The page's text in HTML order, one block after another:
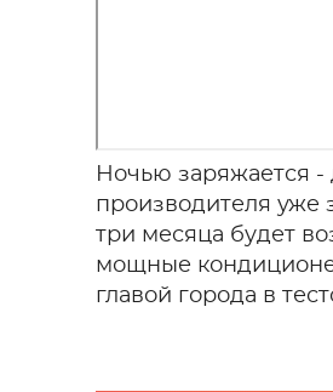
Ночью заряжается -
производителя уже
три месяца будет
мощные
главой города в